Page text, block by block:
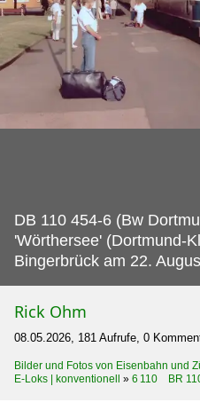
DB 110 454-6 (Bw
'Wörthersee' (Dortmund-
Bingerbrück am 22.
Rick Ohm
08.05.2026, 181 Aufrufe, 0
Bilder und Fotos von Eisenbahn und
E-Loks | konventionell
» 6 110 BR